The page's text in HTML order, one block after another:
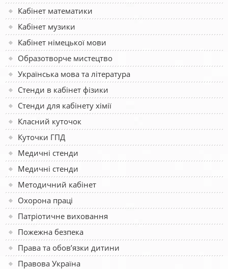
Кабінет математики
Кабінет музики
Кабінет німецької мови
Образотворче мистецтво
Українська мова та література
Стенди в кабінет фізики
Стенди для кабінету хімії
Класний куточок
Куточки ГПД
Медичні стенди
Медичні стенди
Методичний кабінет
Охорона праці
Патріотичне виховання
Пожежна безпека
Права та обов’язки дитини
Правова Україна